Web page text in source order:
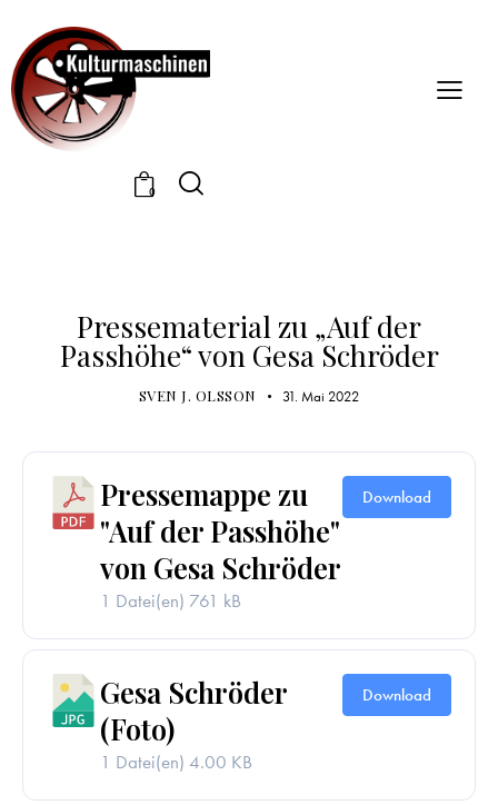
0
Pressematerial zu „Auf der
Passhöhe“ von Gesa Schröder
SVEN J. OLSSON 31. Mai 2022
Pressemappe zu
"Auf der Passhöhe"
von Gesa Schröder
1 Datei(en) 761 kB
Download
Gesa Schröder
(Foto)
1 Datei(en)4.00 KB
Download